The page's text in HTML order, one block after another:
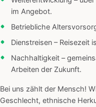
im Angebot.
Betriebliche
Dienstreisen – Reisezeit
Nachhaltigkeit –
Arbeiten der Zukunft.
Bei uns zählt der Mensch!
Geschlecht, ethnische